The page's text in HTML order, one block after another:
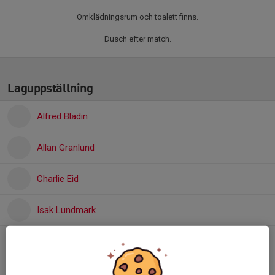
Omklädningsrum och toalett finns.
Dusch efter match.
Laguppställning
Alfred Bladin
Allan Granlund
Charlie Eid
Isak Lundmark